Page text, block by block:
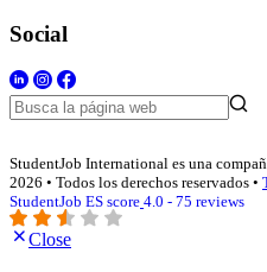
Social
StudentJob International es una
2026 • Todos los derechos reservados •
StudentJob ES score 4.0 - 75 reviews
Close